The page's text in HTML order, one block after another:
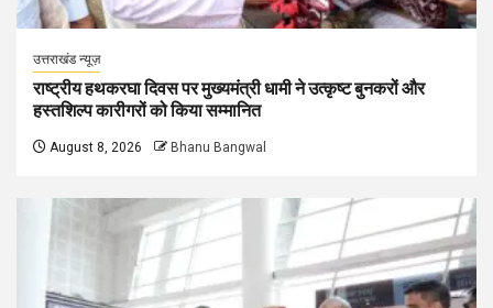
उत्तराखंड न्यूज़
राष्ट्रीय हथकरघा दिवस पर मुख्यमंत्री धामी ने उत्कृष्ट बुनकरों और
हस्तशिल्प कारीगरों को किया सम्मानित
August 8, 2026 Bhanu Bangwal